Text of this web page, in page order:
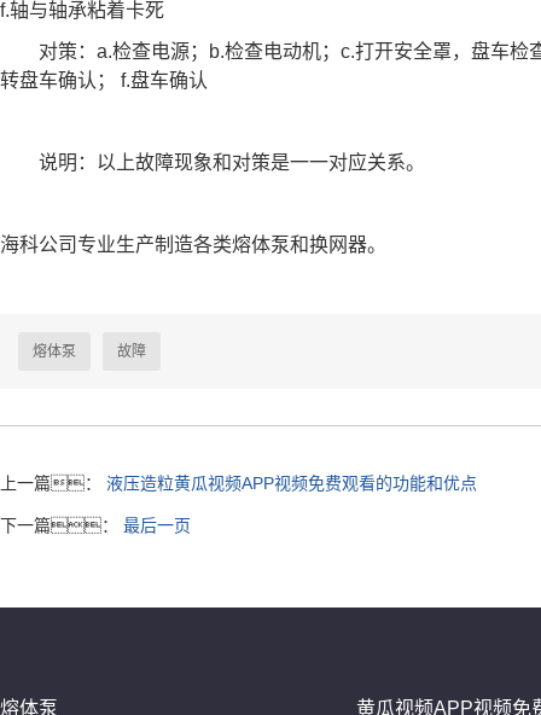
f.轴与轴承粘着卡死
对策：a.检查电源；b.检查电动机；c.打开安全罩，盘车检
转盘车确认； f.盘车确认
说明：以上故障现象和对策是一一对应关系。
海科公司专业生产制造各类熔体泵和换网器。
熔体泵 故障
上一篇： 液压造粒黄瓜视频APP视频免费观看的功能和优点
下一篇： 最后一页
熔体泵 黄瓜视频APP视频免